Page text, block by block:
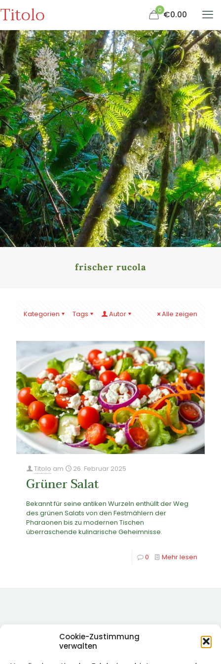
Cookie-Zustimmung
verwalten
Titolo 0 €0.00
frischer rucola
Kategorien Tags Autor Alle zeigen
Titolo am 26. Februar 2025
Grüner Salat
Bekannt für seine antiken Wurzeln enthüllt der Weg
des grünen Salats von den Festmählern der
Pharaonen bis zu modernen Tischen
überraschende kulinarische Geheimnisse.
0 Mehr lesen